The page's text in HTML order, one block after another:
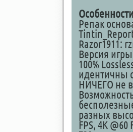
Репак
Razor1911:
Версия
100%
идентичны
НИЧЕГО не
разных
FPS, 4K